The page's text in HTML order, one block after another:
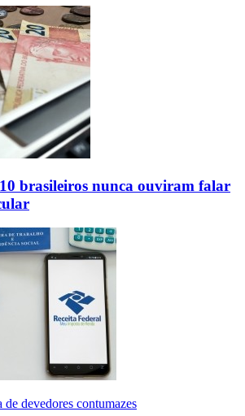
brasileiros nunca ouviram falar
de devedores contumazes